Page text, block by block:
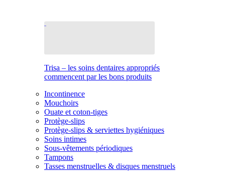
Trisa – les soins dentaires appropriés
commencent par les bons produits
Incontinence
Mouchoirs
Ouate et coton-tiges
Protège-slips
Protège-slips & serviettes hygiéniques
Soins intimes
Sous-vêtements périodiques
Tampons
Tasses menstruelles & disques menstruels